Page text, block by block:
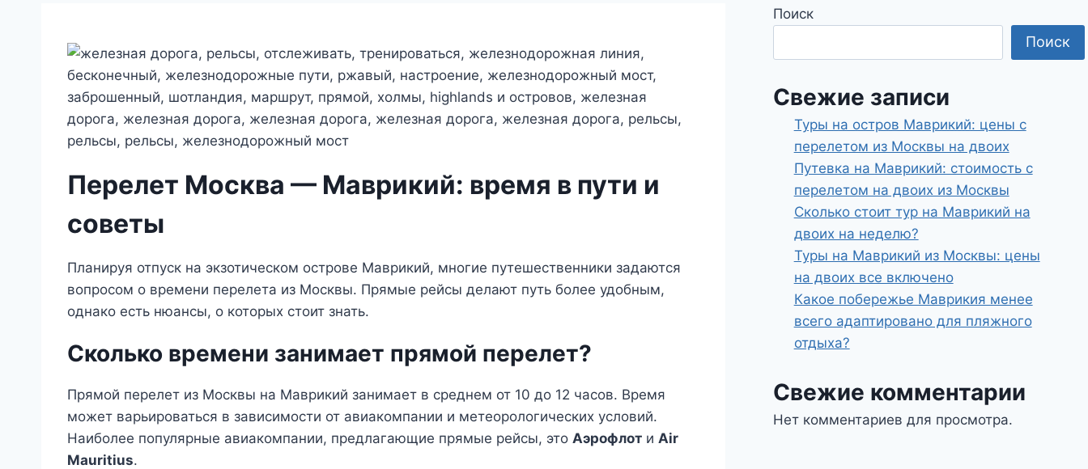
Перелет Москва — Маврикий: время в пути и
советы
Планируя отпуск на экзотическом острове Маврикий, многие путешественники задаются
вопросом о времени перелета из Москвы. Прямые рейсы делают путь более удобным,
однако есть нюансы, о которых стоит знать.
Сколько времени занимает прямой перелет?
Прямой перелет из Москвы на Маврикий занимает в среднем от 10 до 12 часов. Время
может варьироваться в зависимости от авиакомпании и метеорологических условий.
Наиболее популярные авиакомпании, предлагающие прямые рейсы, это Аэрофлот и Air
Mauritius.
Поиск
Поиск
Свежие записи
Туры на остров Маврикий: цены с
перелетом из Москвы на двоих
Путевка на Маврикий: стоимость с
перелетом на двоих из Москвы
Сколько стоит тур на Маврикий на
двоих на неделю?
Туры на Маврикий из Москвы: цены
на двоих все включено
Какое побережье Маврикия менее
всего адаптировано для пляжного
отдыха?
Свежие комментарии
Нет комментариев для просмотра.